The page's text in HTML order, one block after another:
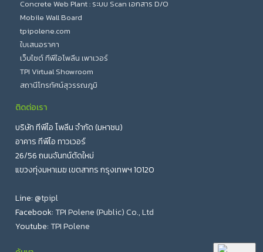
Concrete Web Plant : ระบบ Scan เอกสาร D/O
Mobile Wall Board
tpipolene.com
ใบเสนอราคา
เว็บไซต์ ทีพีไอโพลีน เพาเวอร์
TPI Virtual Showroom
สถานีโทรทัศน์สุวรรณภูมิ
ติดต่อเรา
บริษัท ทีพีไอ โพลีน จำกัด (มหาชน)
อาคาร ทีพีไอ ทาวเวอร์
26/56 ถนนจันทน์ตัดใหม่
แขวงทุ่งมหาเมฆ เขตสาทร กรุงเทพฯ 10120
Line:@tpipl
Facebook:TPI Polene (Public) Co., Ltd
Youtube:TPI Polene